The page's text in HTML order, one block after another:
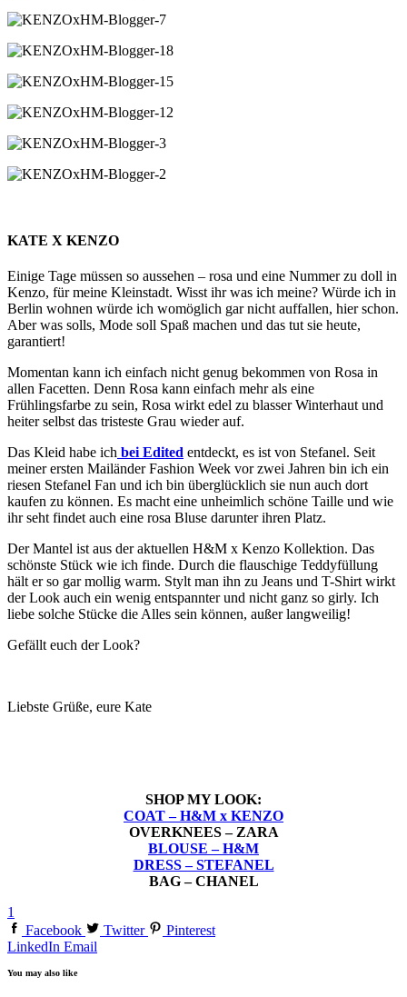
KATE X KENZO
Einige Tage müssen so aussehen – rosa und eine Nummer zu doll in
Kenzo, für meine Kleinstadt. Wisst ihr was ich meine? Würde ich in
Berlin wohnen würde ich womöglich gar nicht auffallen, hier schon.
Aber was solls, Mode soll Spaß machen und das tut sie heute,
garantiert!
Momentan kann ich einfach nicht genug bekommen von Rosa in
allen Facetten. Denn Rosa kann einfach mehr als eine
Frühlingsfarbe zu sein, Rosa wirkt edel zu blasser Winterhaut und
heiter selbst das tristeste Grau wieder auf.
Das Kleid habe ich bei Edited entdeckt, es ist von Stefanel. Seit
meiner ersten Mailänder Fashion Week vor zwei Jahren bin ich ein
riesen Stefanel Fan und ich bin überglücklich sie nun auch dort
kaufen zu können. Es macht eine unheimlich schöne Taille und wie
ihr seht findet auch eine rosa Bluse darunter ihren Platz.
Der Mantel ist aus der aktuellen H&M x Kenzo Kollektion. Das
schönste Stück wie ich finde. Durch die flauschige Teddyfüllung
hält er so gar mollig warm. Stylt man ihn zu Jeans und T-Shirt wirkt
der Look auch ein wenig entspannter und nicht ganz so girly. Ich
liebe solche Stücke die Alles sein können, außer langweilig!
Gefällt euch der Look?
Liebste Grüße, eure Kate
SHOP MY LOOK:
COAT – H&M x KENZO
OVERKNEES – ZARA
BLOUSE – H&M
DRESS – STEFANEL
BAG – CHANEL
1
Facebook
Twitter
Pinterest
LinkedIn Email
You may also like